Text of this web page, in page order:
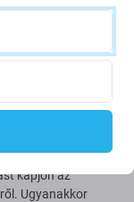
kapjon az
Ugyanakkor